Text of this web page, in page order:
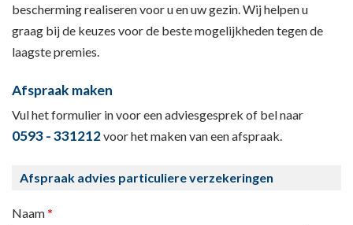
bescherming realiseren voor u en uw gezin. Wij helpen u
graag bij de keuzes voor de beste mogelijkheden tegen de
laagste premies.
Afspraak maken
Vul het formulier in voor een adviesgesprek of bel naar
0593 - 331212voor het maken van een afspraak.
Afspraak advies particuliere verzekeringen
Naam *